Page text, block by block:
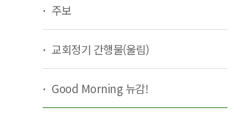
주보
교회정기 간행물(울림)
Good Morning 뉴감!